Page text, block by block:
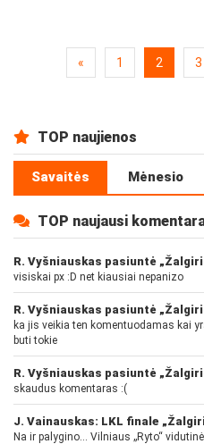
« 1 2 3
TOP naujienos
Savaitės Mėnesio
TOP naujausi
visiskai px :D net kiausiai nepanizo
ka jis veikia ten komentuodamas kai
buti tokie
skaudus komentaras :(
Na ir palygino... Vilniaus „Ryto“